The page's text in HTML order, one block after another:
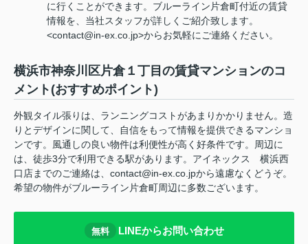
に行くことができます。ブルーライン片倉町付近の賃貸
情報を、当社スタッフが詳しくご紹介致します。
<contact@in-ex.co.jp>からお気軽にご連絡ください。
横浜市神奈川区片倉１丁目の賃貸マンションのコ
メント(おすすめポイント)
外観タイル張りは、ランニングコストがあまりかかりません。造
りとデザインに関して、自信をもって情報を提供できるマンショ
ンです。風通しの良い物件は利便性が高く好条件です。周辺に
は、徒歩3分で利用できる駅があります。アイネックス 横浜西
口店までのご連絡は、contact@in-ex.co.jpから遠慮なくどうぞ。
希望の物件がブルーライン片倉町周辺に多数ございます。
無料 LINEからお問い合わせ